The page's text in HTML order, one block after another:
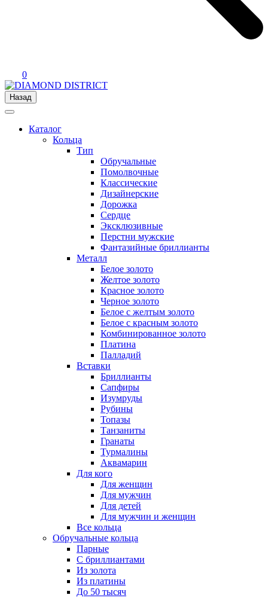
0
Назад
Каталог
Кольца
Тип
Обручальные
Помолвочные
Классические
Дизайнерские
Дорожка
Сердце
Эксклюзивные
Перстни мужские
Фантазийные бриллианты
Металл
Белое золото
Желтое золото
Красное золото
Черное золото
Белое с желтым золото
Белое с красным золото
Комбинированное золото
Платина
Палладий
Вставки
Бриллианты
Сапфиры
Изумруды
Рубины
Топазы
Танзаниты
Гранаты
Турмалины
Аквамарин
Для кого
Для женщин
Для мужчин
Для детей
Для мужчин и женщин
Все кольца
Обручальные кольца
Парные
С бриллиантами
Из золота
Из платины
До 50 тысяч